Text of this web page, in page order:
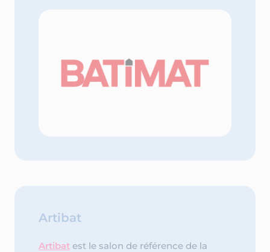
Artibat
Artibat est le salon de référence de la